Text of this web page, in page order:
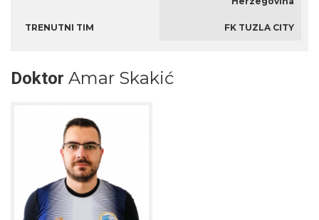
TRENUTNI TIM FK TUZLA CITY
Doktor Amar Skakić